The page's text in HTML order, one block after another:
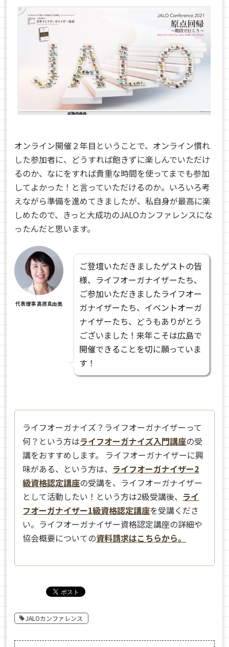
オンライン開催２年目ということで、オンライン慣れ
した参加者に、どうすれば飽きずに楽しんでいただけ
るのか、なにをすれば貴重な時間を使ってまでも参加
してよかった！と言っていただけるのか。いろいろ考
えながら準備を進めてきましたが、私自身が最高に楽
しめたので、きっと大成功のJALOカンファレンスにな
ったんだと思います。
代表理事 髙原真由美
ご登壇いただきましたゲストの皆
様、ライフオーガナイザーたち、
ご参加いただきましたライフオー
ガナイザーたち、イベントオーガ
ナイザーたち、どうもありがとう
ございました！来年こそは広島で
開催できることを切に願っていま
す！
ライフオーガナイズ？ライフオーガナイザーって
何？という方はライフオーガナイズ入門講座の受
講をおすすめします。 ライフオーガナイザーに興
味がある、という方は、 ライフオーガナイザー2
級資格認定講座の受講を、ライフオーガナイザー
として活動したい！という方は2級受講後、 ライ
フオーガナイザー1級資格認定講座を受講くださ
い。ライフオーガナイザー資格認定講座の詳細や
協会概要についての資料請求はこちらから。
JALOカンファレンス